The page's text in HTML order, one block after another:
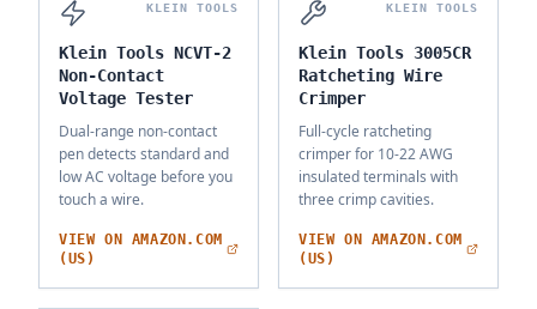
KLEIN TOOLS
Klein Tools NCVT-2
Non-Contact
Voltage Tester
Dual-range non-contact
pen detects standard and
low AC voltage before you
touch a wire.
VIEW ON AMAZON.COM
(US)
KLEIN TOOLS
Klein Tools 3005CR
Ratcheting Wire
Crimper
Full-cycle ratcheting
crimper for 10-22 AWG
insulated terminals with
three crimp cavities.
VIEW ON AMAZON.COM
(US)